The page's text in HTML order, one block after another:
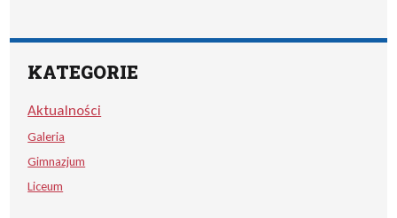
KATEGORIE
Aktualności
Galeria
Gimnazjum
Liceum